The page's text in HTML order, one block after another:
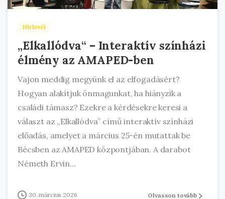
Hírlevél
„Elkallódva“ – Interaktív színházi
élmény az AMAPED-ben
Vajon meddig megyünk el az elfogadásért?
Hogyan alakítjuk önmagunkat, ha hiányzik a
családi támasz? Ezekre a kérdésekre keresi a
választ az „Elkallódva” című interaktív színházi
előadás, amelyet a március 25-én mutattak be
Bécsben az AMAPED központjában. A darabot
Németh Ervin...
30. március 2026 Olvasson tovább